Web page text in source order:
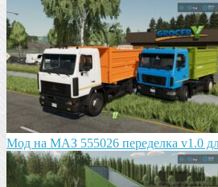
Мод на МАЗ 555026 пeрeдeлка v1.0